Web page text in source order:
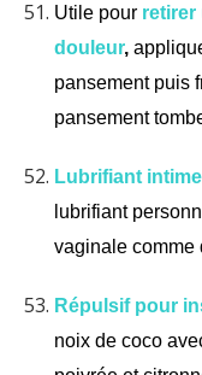
Utile pour retirer
douleur,
pansement puis
pansement
Lubrifiant intime
lubrifiant
vaginale comme
Répulsif pour
noix de coco